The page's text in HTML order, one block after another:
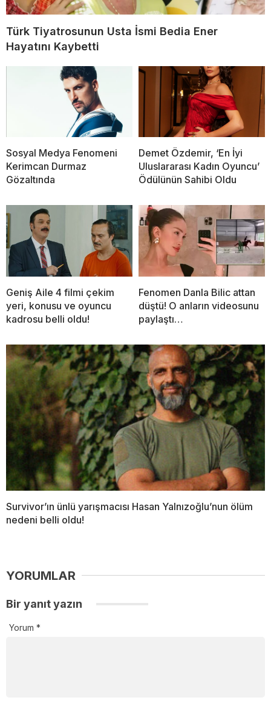
Türk Tiyatrosunun Usta İsmi Bedia Ener
Hayatını Kaybetti
Sosyal Medya Fenomeni
Kerimcan Durmaz
Gözaltında
Demet Özdemir, ‘En İyi
Uluslararası Kadın Oyuncu’
Ödülünün Sahibi Oldu
Geniş Aile 4 filmi çekim
yeri, konusu ve oyuncu
kadrosu belli oldu!
Fenomen Danla Bilic attan
düştü! O anların videosunu
paylaştı…
Survivor’ın ünlü yarışmacısı Hasan Yalnızoğlu’nun ölüm
nedeni belli oldu!
YORUMLAR
Bir yanıt yazın
Yorum *